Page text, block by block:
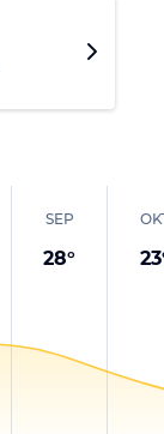
SEP
28° 23